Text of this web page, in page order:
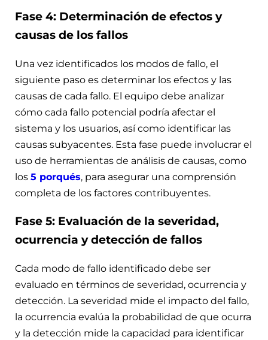
Fase 4: Determinación de efectos y
causas de los fallos
Una vez identificados los modos de fallo, el
siguiente paso es determinar los efectos y las
causas de cada fallo. El equipo debe analizar
cómo cada fallo potencial podría afectar el
sistema y los usuarios, así como identificar las
causas subyacentes. Esta fase puede involucrar el
uso de herramientas de análisis de causas, como
los 5 porqués, para asegurar una comprensión
completa de los factores contribuyentes.
Fase 5: Evaluación de la severidad,
ocurrencia y detección de fallos
Cada modo de fallo identificado debe ser
evaluado en términos de severidad, ocurrencia y
detección. La severidad mide el impacto del fallo,
la ocurrencia evalúa la probabilidad de que ocurra
y la detección mide la capacidad para identificar